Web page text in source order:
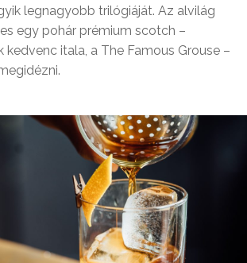
legnagyobb trilógiáját. Az alvilág
egy pohár prémium scotch –
kedvenc itala, a The Famous Grouse –